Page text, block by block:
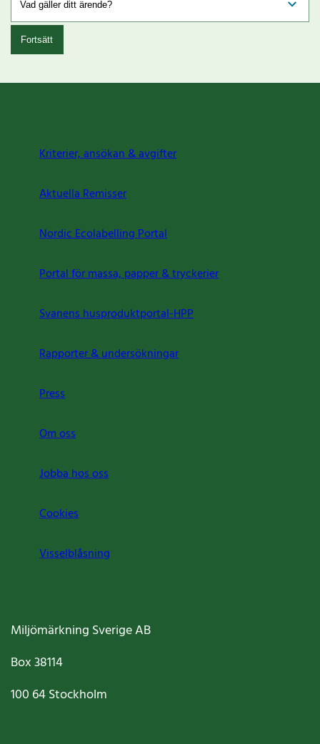
Fortsätt
Kriterier, ansökan & avgifter
Aktuella Remisser
Nordic Ecolabelling Portal
Portal för massa, papper & tryckerier
Svanens husproduktportal-HPP
Rapporter & undersökningar
Press
Om oss
Jobba hos oss
Cookies
Visselblåsning
Miljömärkning Sverige AB
Box38114
100 64Stockholm